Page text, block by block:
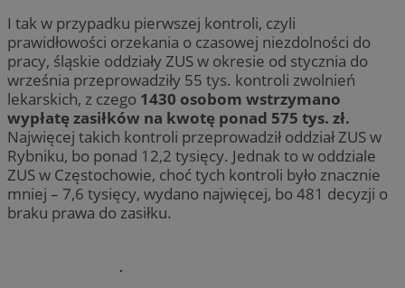
I tak w przypadku pierwszej kontroli, czyli
prawidłowości orzekania o czasowej niezdolności do
pracy, śląskie oddziały ZUS w okresie od stycznia do
września przeprowadziły 55 tys. kontroli zwolnień
lekarskich, z czego 1430 osobom wstrzymano
wypłatę zasiłków na kwotę ponad 575 tys. zł.
Najwięcej takich kontroli przeprowadził oddział ZUS w
Rybniku, bo ponad 12,2 tysięcy. Jednak to w oddziale
ZUS w Częstochowie, choć tych kontroli było znacznie
mniej – 7,6 tysięcy, wydano najwięcej, bo 481 decyzji o
braku prawa do zasiłku.